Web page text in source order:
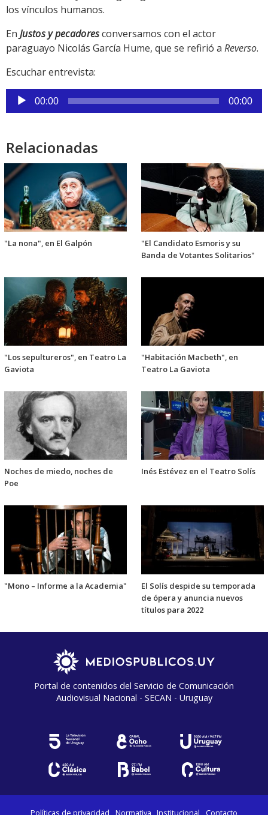
los vínculos humanos.
En Justos y pecadoresconversamos con el actor
paraguayo Nicolás García Hume, que se refirió a Reverso.
Escuchar entrevista:
Reproductor
de
00:00 00:00
Relacionadas
"La nona", en El Galpón
"El Candidato Esmoris y su
Banda de Votantes Solitarios"
"Los sepultureros", en Teatro La
Gaviota
"Habitación Macbeth", en
Teatro La Gaviota
Noches de miedo, noches de
Poe
Inés Estévez en el Teatro Solís
"Mono – Informe a la Academia"
El Solís despide su temporada
de ópera y anuncia nuevos
títulos para 2022
Portal de contenidos del Servicio de Comunicación
Audiovisual Nacional - SECAN - Uruguay
Políticas de privacidad Normativa Institucional Contacto